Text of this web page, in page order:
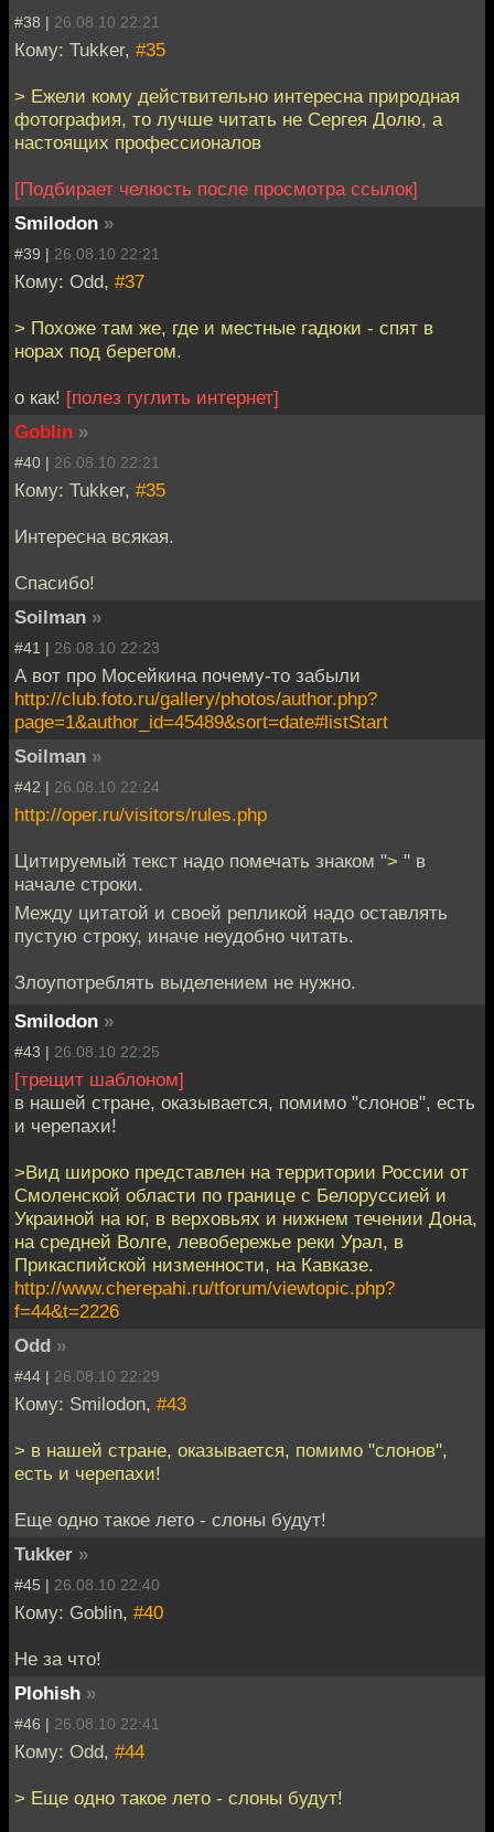
#38 | 26.08.10 22:21
Кому: Tukker, #35
> Ежели кому действительно интересна природная
фотография, то лучше читать не Сергея Долю, а
настоящих профессионалов
[Подбирает челюсть после просмотра ссылок]
Smilodon »
#39 | 26.08.10 22:21
Кому: Odd, #37
> Похоже там же, где и местные гадюки - спят в
норах под берегом.
о как! [полез гуглить интернет]
Goblin »
#40 | 26.08.10 22:21
Кому: Tukker, #35
Интересна всякая.
Спасибо!
Soilman »
#41 | 26.08.10 22:23
А вот про Мосейкина почему-то забыли
http://club.foto.ru/gallery/photos/author.php?
page=1&author_id=45489&sort=date#listStart
Soilman »
#42 | 26.08.10 22:24
http://oper.ru/visitors/rules.php
Цитируемый текст надо помечать знаком "> " в
начале строки.
Между цитатой и своей репликой надо оставлять
пустую строку, иначе неудобно читать.
Злоупотреблять выделением не нужно.
Smilodon »
#43 | 26.08.10 22:25
[трещит шаблоном]
в нашей стране, оказывается, помимо "слонов", есть
и черепахи!
>Вид широко представлен на территории России от
Смоленской области по границе с Белоруссией и
Украиной на юг, в верховьях и нижнем течении Дона,
на средней Волге, левобережье реки Урал, в
Прикаспийской низменности, на Кавказе.
http://www.cherepahi.ru/tforum/viewtopic.php?
f=44&t=2226
Odd »
#44 | 26.08.10 22:29
Кому: Smilodon, #43
> в нашей стране, оказывается, помимо "слонов",
есть и черепахи!
Еще одно такое лето - слоны будут!
Tukker »
#45 | 26.08.10 22:40
Кому: Goblin, #40
Не за что!
Plohish »
#46 | 26.08.10 22:41
Кому: Odd, #44
> Еще одно такое лето - слоны будут!